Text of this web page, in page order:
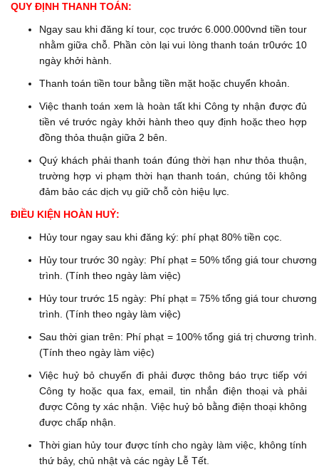
QUY ĐỊNH THANH TOÁN:
Ngay sau khi đăng kí tour, cọc trước 6.000.000vnd tiền tour
nhằm giữa chỗ. Phần còn lại vui lòng thanh toán tr0ước 10
ngày khởi hành.
Thanh toán tiền tour bằng tiền mặt hoặc chuyển khoản.
Việc thanh toán xem là hoàn tất khi Công ty nhận được đủ
tiền vé trước ngày khởi hành theo quy định hoặc theo hợp
đồng thỏa thuận giữa 2 bên.
Quý khách phải thanh toán đúng thời hạn như thỏa thuận,
trường hợp vi phạm thời hạn thanh toán, chúng tôi không
đảm bảo các dịch vụ giữ chỗ còn hiệu lực.
ĐIỀU KIỆN HOÀN HUỶ:
Hủy tour ngay sau khi đăng ký: phí phạt 80% tiền cọc.
Hủy tour trước 30 ngày: Phí phạt = 50% tổng giá tour chương
trình. (Tính theo ngày làm việc)
Hủy tour trước 15 ngày: Phí phạt = 75% tổng giá tour chương
trình. (Tính theo ngày làm việc)
Sau thời gian trên: Phí phạt = 100% tổng giá trị chương trình.
(Tính theo ngày làm việc)
Việc huỷ bỏ chuyến đi phải được thông báo trực tiếp với
Công ty hoặc qua fax, email, tin nhắn điện thoại và phải
được Công ty xác nhận. Việc huỷ bỏ bằng điện thoại không
được chấp nhận.
Thời gian hủy tour được tính cho ngày làm việc, không tính
thứ bảy, chủ nhật và các ngày Lễ Tết.